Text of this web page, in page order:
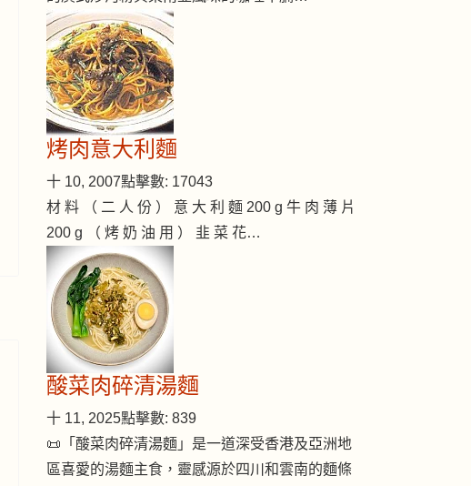
烤肉意大利麵
十 10, 2007點擊數: 17043
材 料 （ 二 人 份 ） 意 大 利 麵 200 g 牛 肉 薄 片
200 g （ 烤 奶 油 用 ） 韭 菜 花…
酸菜肉碎清湯麵
十 11, 2025點擊數: 839
📜「酸菜肉碎清湯麵」是一道深受香港及亞洲地
區喜愛的湯麵主食，靈感源於四川和雲南的麵條